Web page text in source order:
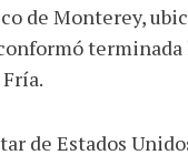
de Monterey,
de Estados